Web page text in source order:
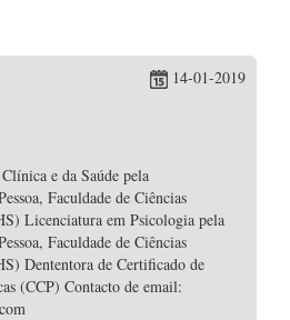
14-01-2019
e da Saúde pela
Faculdade de Ciências
Licenciatura em Psicologia pela
Faculdade de Ciências
Dententora de Certificado de
(CCP) Contacto de email: